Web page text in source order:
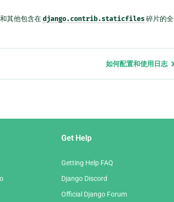
其他包含在django.contrib.staticfiles碎片的全
如何配置和使用日志
Get Help
Getting Help FAQ
Django Discord
Official Django Forum